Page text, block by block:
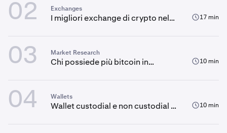
02 Exchanges
I migliori exchange di crypto nel
17 min
03 Market Research
Chi possiede più bitcoin in
10 min
04 Wallets
Wallet custodial e non custodial a
10 min